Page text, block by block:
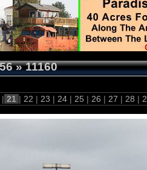
»11160
| 21 | 22 | 23 | 24 | 25 | 26 | 27 | 28 |